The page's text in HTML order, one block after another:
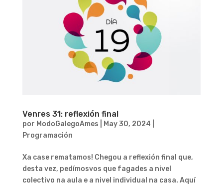
Venres 31: reflexión final
por ModoGalegoAmes May 30, 2024
Programación
Xa case rematamos! Chegou a reflexión final que,
desta vez, pedímosvos que fagades a nivel
colectivo na aula e a nivel individual na casa. Aquí